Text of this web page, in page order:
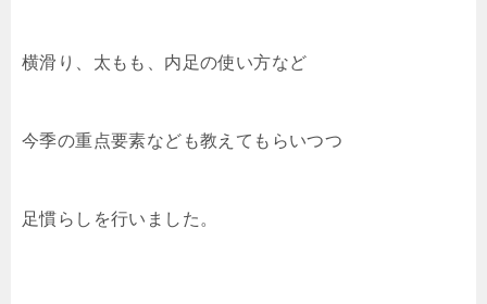
横滑り、太もも、内足の使い方など
今季の重点要素なども教えてもらいつつ
足慣らしを行いました。